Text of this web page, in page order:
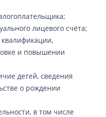
лицевого счёта;
и повышении
детей, сведения
о рождении
в том числе